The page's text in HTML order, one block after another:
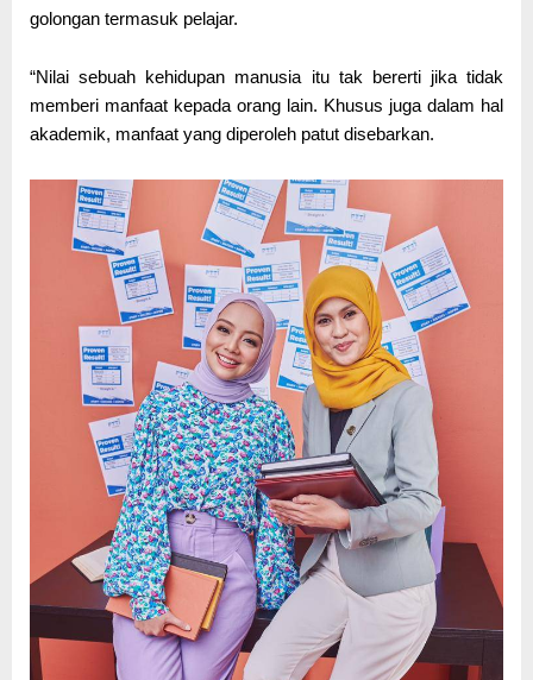
golongan termasuk pelajar.
“Nilai sebuah kehidupan manusia itu tak bererti jika tidak
memberi manfaat kepada orang lain. Khusus juga dalam hal
akademik, manfaat yang diperoleh patut disebarkan.